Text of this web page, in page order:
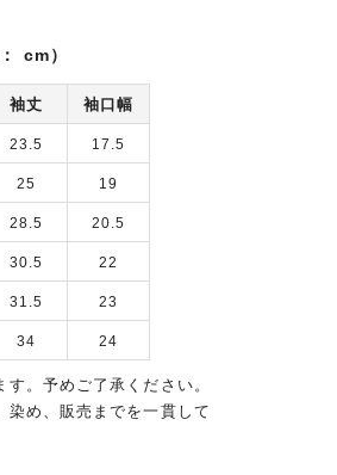
cm）
袖丈 袖口幅
23.5 17.5
25 19
28.5 20.5
30.5 22
31.5 23
34 24
。予めご了承ください。
め、販売までを一貫して